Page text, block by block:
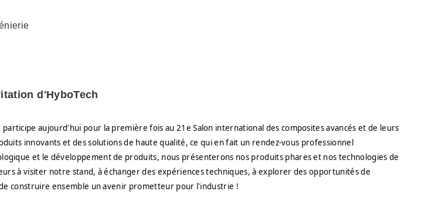
d'HyboTech
aujourd'hui pour la première fois au 21e Salon international des composites avancés et de leurs
innovants et des solutions de haute qualité, ce qui en fait un rendez-vous professionnel
et le développement de produits, nous présenterons nos produits phares et nos technologies de
à visiter notre stand, à échanger des expériences techniques, à explorer des opportunités de
construire ensemble un avenir prometteur pour l'industrie !